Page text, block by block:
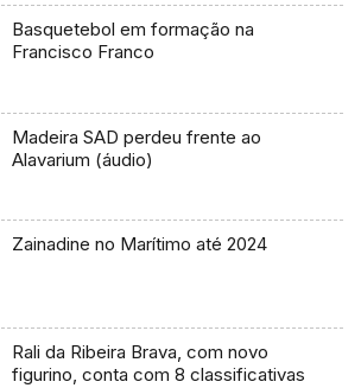
Basquetebol em formação na
Francisco Franco
Madeira SAD perdeu frente ao
Alavarium (áudio)
Zainadine no Marítimo até 2024
Rali da Ribeira Brava, com novo
figurino, conta com 8 classificativas